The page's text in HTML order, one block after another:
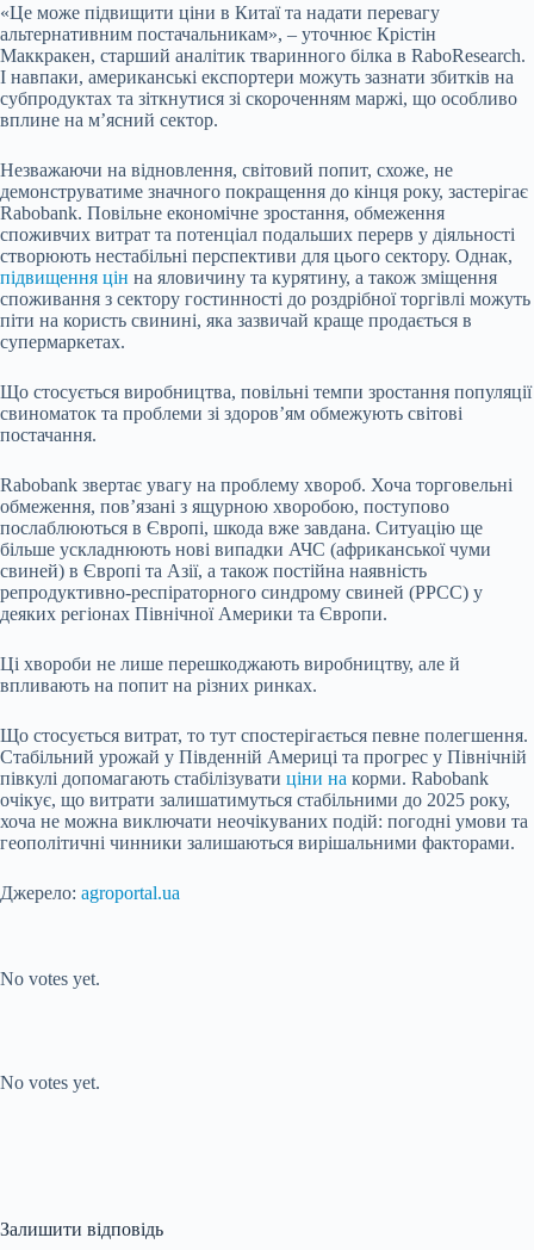
«Це може підвищити ціни в Китаї та надати перевагу
альтернативним постачальникам», – уточнює Крістін
Маккракен, старший аналітик тваринного білка в RaboResearch.
І навпаки, американські експортери можуть зазнати збитків на
субпродуктах та зіткнутися зі скороченням маржі, що особливо
вплине на м’ясний сектор.
Незважаючи на відновлення, світовий попит, схоже, не
демонструватиме значного покращення до кінця року, застерігає
Rabobank. Повільне економічне зростання, обмеження
споживчих витрат та потенціал подальших перерв у діяльності
створюють нестабільні перспективи для цього сектору. Однак,
підвищення цін на яловичину та курятину, а також зміщення
споживання з сектору гостинності до роздрібної торгівлі можуть
піти на користь свинині, яка зазвичай краще продається в
супермаркетах.
Що стосується виробництва, повільні темпи зростання популяції
свиноматок та проблеми зі здоров’ям обмежують світові
постачання.
Rabobank звертає увагу на проблему хвороб. Хоча торговельні
обмеження, пов’язані з ящурною хворобою, поступово
послаблюються в Європі, шкода вже завдана. Ситуацію ще
більше ускладнюють нові випадки АЧС (африканської чуми
свиней) в Європі та Азії, а також постійна наявність
репродуктивно-респіраторного синдрому свиней (РРСС) у
деяких регіонах Північної Америки та Європи.
Ці хвороби не лише перешкоджають виробництву, але й
впливають на попит на різних ринках.
Що стосується витрат, то тут спостерігається певне полегшення.
Стабільний урожай у Південній Америці та прогрес у Північній
півкулі допомагають стабілізувати ціни на корми. Rabobank
очікує, що витрати залишатимуться стабільними до 2025 року,
хоча не можна виключати неочікуваних подій: погодні умови та
геополітичні чинники залишаються вирішальними факторами.
Джерело: agroportal.ua
No votes yet.
No votes yet.
Залишити відповідь